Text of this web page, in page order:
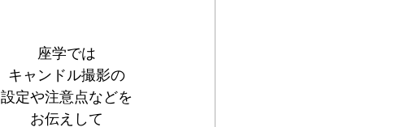
座学では
キャンドル撮影の
設定や注意点などを
お伝えして